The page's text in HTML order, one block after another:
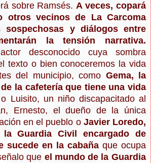
á sobre Ramsés.A veces, copará
otros vecinos de La Carcoma
sospechosas y diálogos entre
la tensión narrativa.
desconocido cuya sombra
texto o bien conoceremos la vida
del municipio, como Gema, la
la cafetería que tieneuna vida
Luisito, un niño discapacitado al
Ernesto, el dueño de la única
en el pueblo o Javier Loredo,
Guardia Civil encargado de
sucede en la cabañaque ocupa
que el mundo de la Guardia